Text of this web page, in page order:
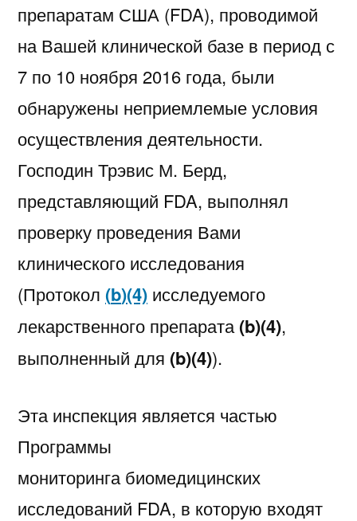
препаратам США (FDA), проводимой
на Вашей клинической базе в период с
7 по 10 ноября 2016 года, были
обнаружены неприемлемые условия
осуществления деятельности.
Господин Трэвис М. Берд,
представляющий FDA, выполнял
проверку проведения Вами
клинического исследования
(Протокол (b)(4) исследуемого
лекарственного препарата(b)(4),
выполненный для (b)(4)).
Эта инспекция является частью
Программы
мониторинга биомедицинских
исследований FDA, в которую входят